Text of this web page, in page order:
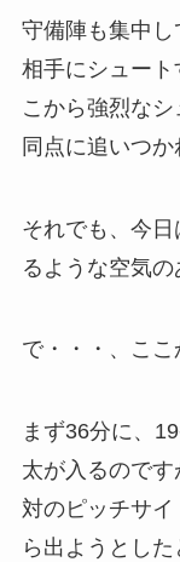
守備陣も集中し
相手にシュート
こから強烈な
同点に追いつか
それでも、今
るような空気の
で・・・、ここ
まず36分に、
太が入るので
対のピッチサ
ら出ようとし